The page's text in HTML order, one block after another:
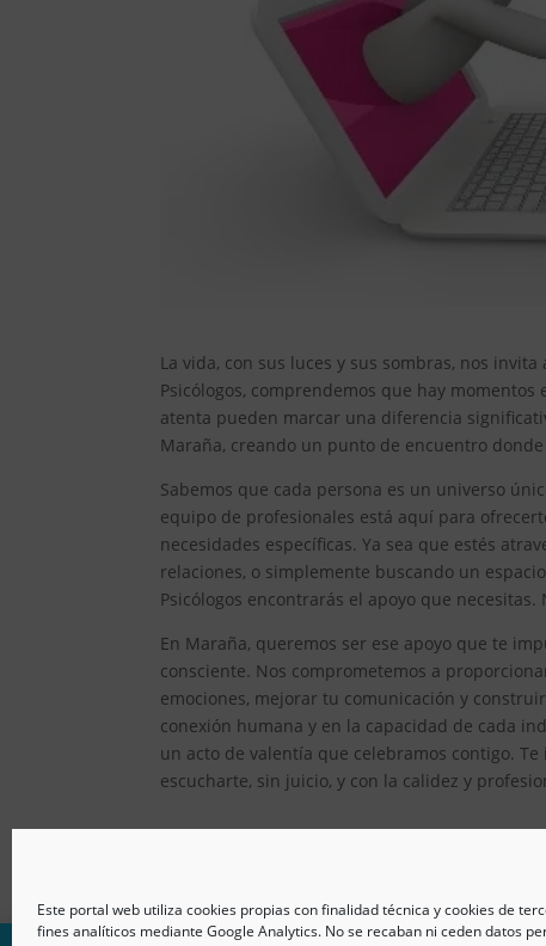
Este portal web utiliza cookies propias con finalidad técnica y cookies de
fines analíticos mediante Google Analytics. No se recaban ni ceden datos
La vida, con sus luces y sus sombras, nos
Psicólogos, comprendemos que hay
atenta pueden marcar una diferencia
Maraña, creando un punto de encuentro
Sabemos que cada persona es un universo
equipo de profesionales está aquí para
necesidades específicas. Ya sea que estés
relaciones, o simplemente buscando un
Psicólogos encontrarás el apoyo que
En Maraña, queremos ser ese apoyo que te
consciente. Nos comprometemos a
emociones, mejorar tu comunicación y
conexión humana y en la capacidad de cada
un acto de valentía que celebramos contigo.
escucharte, sin juicio, y con la calidez y